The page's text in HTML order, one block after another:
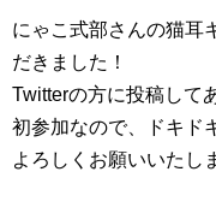
にゃこ式部さんの猫耳
だきました！
Twitterの方に投稿して
初参加なので、ドキド
よろしくお願いいたし